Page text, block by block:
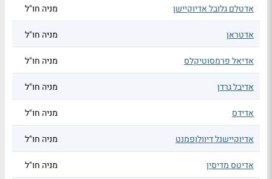
אדטלם גלובל אדיוקיישן מניה חו"ל
אדטראן מניה חו"ל
אדיאל פרמסוטיקלס מניה חו"ל
אדיבל גרדן מניה חו"ל
אדידס מניה חו"ל
אדיוקיישנל דיוולופמנט מניה חו"ל
אדיטס מדיסין מניה חו"ל